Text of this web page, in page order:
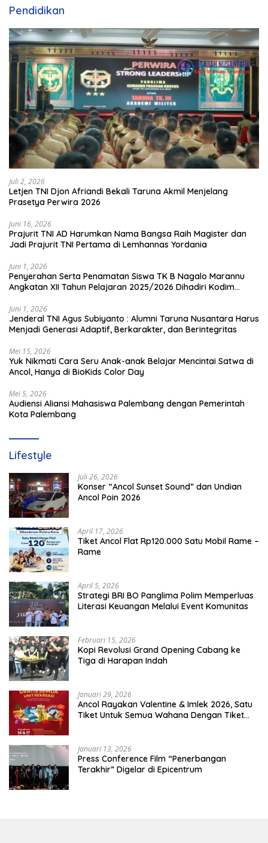
Pendidikan
Juli 2, 2026
Letjen TNI Djon Afriandi Bekali Taruna Akmil Menjelang
Prasetya Perwira 2026
Juni 16, 2026
Prajurit TNI AD Harumkan Nama Bangsa Raih Magister dan
Jadi Prajurit TNI Pertama di Lemhannas Yordania
Juni 1, 2026
Penyerahan Serta Penamatan Siswa TK B Nagalo Marannu
Angkatan XII Tahun Pelajaran 2025/2026 Dihadiri Kodim
Juni 1, 2026
Jenderal TNI Agus Subiyanto : Alumni Taruna Nusantara Harus
Menjadi Generasi Adaptif, Berkarakter, dan Berintegritas
Mei 15, 2026
Yuk Nikmati Cara Seru Anak-anak Belajar Mencintai Satwa di
Ancol, Hanya di BioKids Color Day
Mei 5, 2026
Audiensi Aliansi Mahasiswa Palembang dengan Pemerintah
Kota Palembang
Lifestyle
Juli 26, 2026
Konser “Ancol Sunset Sound” dan Undian
Ancol Poin 2026
April 17, 2026
Tiket Ancol Flat Rp120.000 Satu Mobil Rame –
Rame
April 5, 2026
​Strategi BRI BO Panglima Polim Memperluas
Literasi Keuangan Melalui Event Komunitas
Februari 15, 2026
Kopi Revolusi Grand Opening Cabang ke
Tiga di Harapan Indah
Januari 29, 2026
Ancol Rayakan Valentine & Imlek 2026, Satu
Tiket Untuk Semua Wahana Dengan Tiket
Januari 13, 2026
Press Conference Film “Penerbangan
Terakhir” Digelar di Epicentrum